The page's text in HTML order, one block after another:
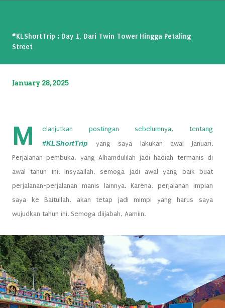
#KLShortTrip : Day 1, Dari Twin Tower Hingga Petaling
Street
January 28, 2025
M elanjutkan postingan sebelumnya, tentang
#KLShortTrip yang saya lakukan awal Januari.
Perjalanan pembuka, yang Alhamdulilah jadi hadiah termanis di
awal tahun ini. Insyaallah, semoga jadi awal yang baik buat
perjalanan-perjalanan manis lainnya. Karena, perjalanan impian
saya ke Baitullah, akan tetap jadi mimpi yang harus saya
wujudkan tahun ini. Semoga diijabah, Aamiin.